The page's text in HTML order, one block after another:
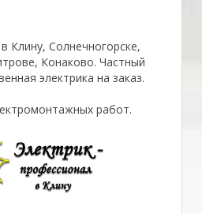
Клину, Солнечногорске,
Конаково. Частный
электрика на заказ.
работ.